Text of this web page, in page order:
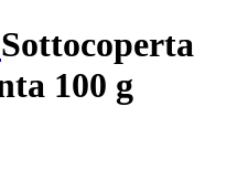
Sottocoperta
100 g